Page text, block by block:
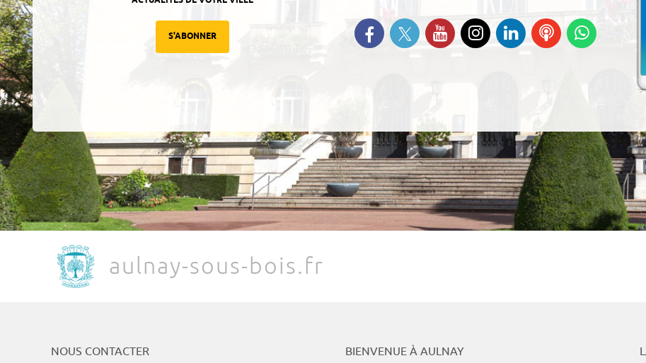
S'ABONNER
Retrouvez-nous sur Facebook
Suivez-nous sur Twitter
Suivez-nous sur YouTube
Suivez-nous sur
Instagram
Retrouvez-nous
sur Linkedin
Ecoutez
nos
aulnay-sous-bois.fr
NOUS CONTACTER
BIENVENUE À AULNAY